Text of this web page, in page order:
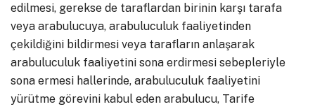
edilmesi, gerekse de taraflardan birinin karşı tarafa
veya arabulucuya, arabuluculuk faaliyetinden
çekildiğini bildirmesi veya tarafların anlaşarak
arabuluculuk faaliyetini sona erdirmesi sebepleriyle
sona ermesi hallerinde, arabuluculuk faaliyetini
yürütme görevini kabul eden arabulucu, Tarife